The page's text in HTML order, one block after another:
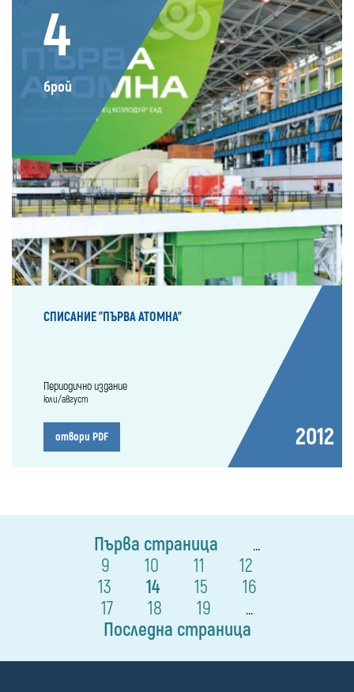
4
брой
СПИСАНИЕ "ПЪРВА АТОМНА"
Периодично издание
юли/август
отвори PDF 2012
Първа страница ...
9 10 11
12
13
14 15
16
17
18 19 ...
Последна страница